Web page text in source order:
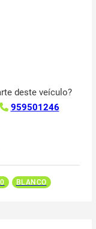
deste veículo?
959501246
BLANCO